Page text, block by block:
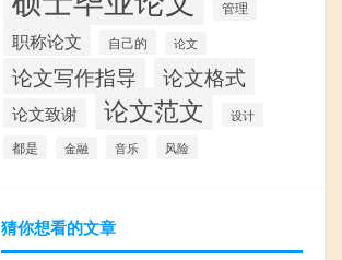
管理
职称论文 自己的 论文
论文写作指导 论文格式
论文致谢 论文范文
设计
都是
金融 音乐 风险
猜你想看的文章